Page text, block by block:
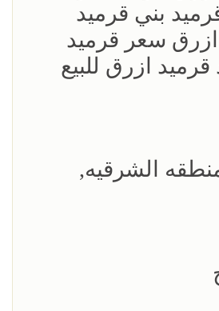
بني قرميد
سعر قرميد
قرميد ازرق للبيع
الشرقيه,